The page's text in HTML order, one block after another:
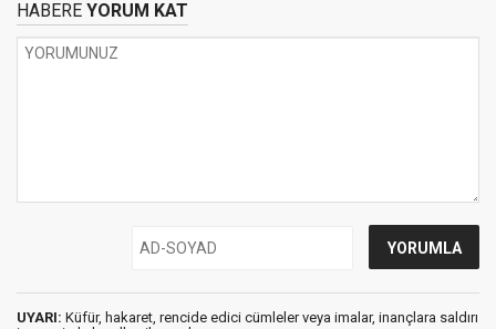
HABERE YORUM KAT
UYARI: Küfür, hakaret, rencide edici cümleler veya imalar, inançlara saldırı